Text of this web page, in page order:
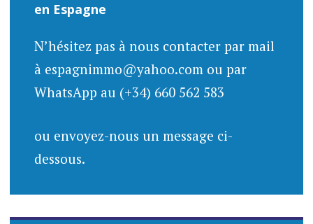
en Espagne
N’hésitez pas à nous contacter par mail
à espagnimmo@yahoo.com ou par
WhatsApp au (+34) 660 562 583
ou envoyez-nous un message ci-
dessous.